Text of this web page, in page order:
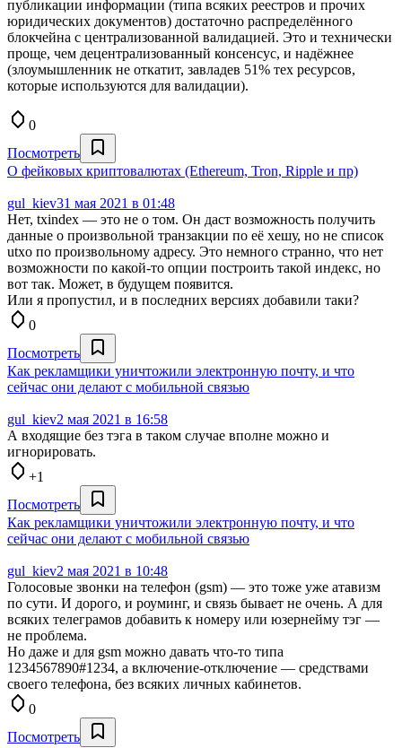
публикации информации (типа всяких реестров и прочих
юридических документов) достаточно распределённого
блокчейна с централизованной валидацией. Это и технически
проще, чем децентрализованный консенсус, и надёжнее
(злоумышленник не откатит, завладев 51% тех ресурсов,
которые используются для валидации).
0
Посмотреть
О фейковых криптовалютах (Ethereum, Tron, Ripple и пр)
gul_kiev31 мая 2021 в 01:48
Нет, txindex — это не о том. Он даст возможность получить
данные о произвольной транзакции по её хешу, но не список
utxo по произвольному адресу. Это немного странно, что нет
возможности по какой-то опции построить такой индекс, но
вот так. Может, в будущем появится.
Или я пропустил, и в последних версиях добавили таки?
0
Посмотреть
Как рекламщики уничтожили электронную почту, и что
сейчас они делают с мобильной связью
gul_kiev2 мая 2021 в 16:58
А входящие без тэга в таком случае вполне можно и
игнорировать.
+1
Посмотреть
Как рекламщики уничтожили электронную почту, и что
сейчас они делают с мобильной связью
gul_kiev2 мая 2021 в 10:48
Голосовые звонки на телефон (gsm) — это тоже уже атавизм
по сути. И дорого, и роуминг, и связь бывает не очень. А для
всяких телеграмов добавить к номеру или юзернейму тэг —
не проблема.
Но даже и для gsm можно давать что-то типа
1234567890#1234, а включение-отключение — средствами
своего телефона, без всяких личных кабинетов.
0
Посмотреть